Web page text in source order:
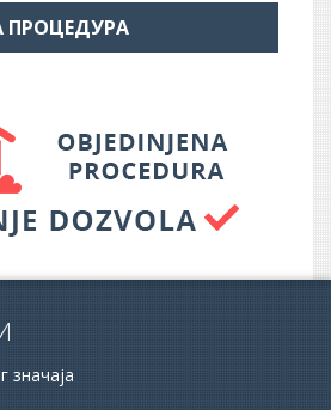
ПРОЦЕДУРА
значаја